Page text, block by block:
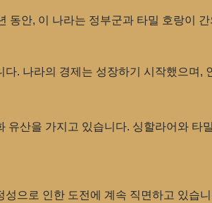
안, 이 나라는 정부군과 타밀 호랑이
. 나라의 경제는 성장하기 시작했으며,
산을 가지고 있습니다. 싱할라어와 타
으로 인한 도전에 계속 직면하고 있습